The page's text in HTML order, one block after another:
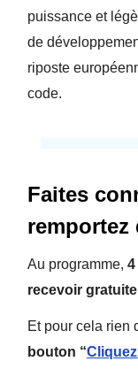
puissance et
de
riposte
code.
Faites
Au programme,
recevoir
Et pour cela rien
bouton “